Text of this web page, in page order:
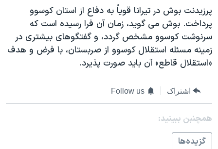
صفحه‌های ویژه
سفر پرزیدنت ترامپ به چین
پرزيدنت بوش در تيرانا قوياً به دفاع از استان کوسوو
پرداخت. بوش می گويد، زمان آن فرا رسيده است که
سرنوشت کوسوو مشخص گردد، و گفتگوهای بيشتری در
زمينه مسئله استقلال کوسوو از صربستان، با فرض و هدف
«استقلال قاطع» آن بايد صورت پذيرد.
اشتراک Follow us
همچنبن ببینید:
گزيده‌ها